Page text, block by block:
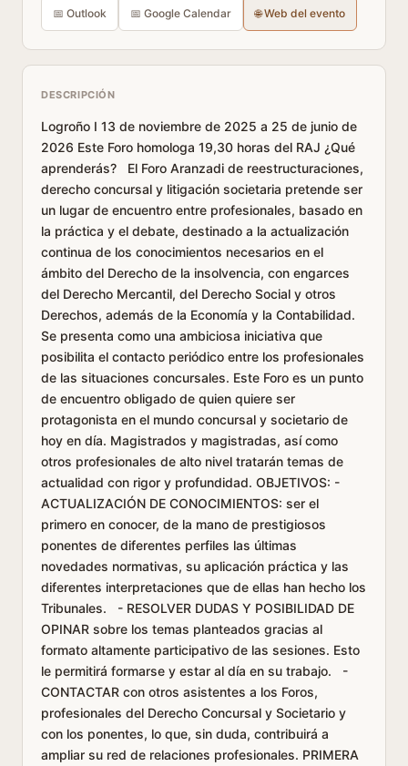
📅 Outlook 📅 Google Calendar 🌐 Web del evento
DESCRIPCIÓN
Logroño I 13 de noviembre de 2025 a 25 de junio de
2026 Este Foro homologa 19,30 horas del RAJ ¿Qué
aprenderás? El Foro Aranzadi de reestructuraciones,
derecho concursal y litigación societaria pretende ser
un lugar de encuentro entre profesionales, basado en
la práctica y el debate, destinado a la actualización
continua de los conocimientos necesarios en el
ámbito del Derecho de la insolvencia, con engarces
del Derecho Mercantil, del Derecho Social y otros
Derechos, además de la Economía y la Contabilidad.
Se presenta como una ambiciosa iniciativa que
posibilita el contacto periódico entre los profesionales
de las situaciones concursales. Este Foro es un punto
de encuentro obligado de quien quiere ser
protagonista en el mundo concursal y societario de
hoy en día. Magistrados y magistradas, así como
otros profesionales de alto nivel tratarán temas de
actualidad con rigor y profundidad. OBJETIVOS: -
ACTUALIZACIÓN DE CONOCIMIENTOS: ser el
primero en conocer, de la mano de prestigiosos
ponentes de diferentes perfiles las últimas
novedades normativas, su aplicación práctica y las
diferentes interpretaciones que de ellas han hecho los
Tribunales. - RESOLVER DUDAS Y POSIBILIDAD DE
OPINAR sobre los temas planteados gracias al
formato altamente participativo de las sesiones. Esto
le permitirá formarse y estar al día en su trabajo. -
CONTACTAR con otros asistentes a los Foros,
profesionales del Derecho Concursal y Societario y
con los ponentes, lo que, sin duda, contribuirá a
ampliar su red de relaciones profesionales. PRIMERA